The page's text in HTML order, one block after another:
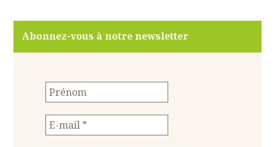
Abonnez-vous à notre newsletter